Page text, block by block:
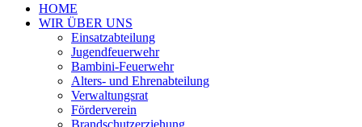
HOME
WIR ÜBER UNS
Einsatzabteilung
Jugendfeuerwehr
Bambini-Feuerwehr
Alters- und Ehrenabteilung
Verwaltungsrat
Förderverein
Brandschutzerziehung